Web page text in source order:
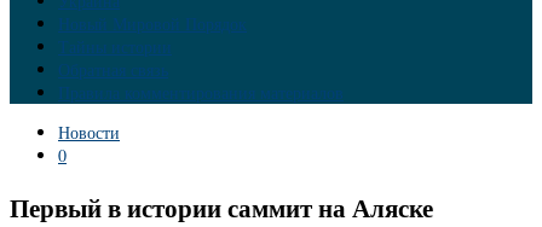
Новый Мировой Порядок
Тайны истории
Обратная связь
Правила комментирования материалов
Новости
0
Первый в истории саммит на Аляске